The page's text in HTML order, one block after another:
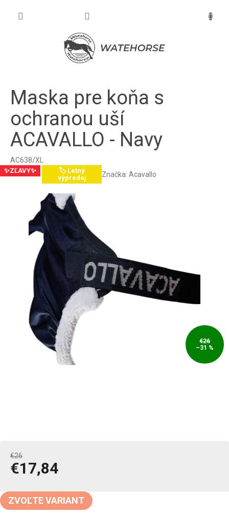
Maska pre koňa s
ochranou uší
ACAVALLO - Navy
AC638/XL
✨ZĽAVY✨
🏷️ Letný
výpredaj
Značka: Acavallo
€26
–31 %
€26
€17,84
cena:
ZVOĽTE VARIANT